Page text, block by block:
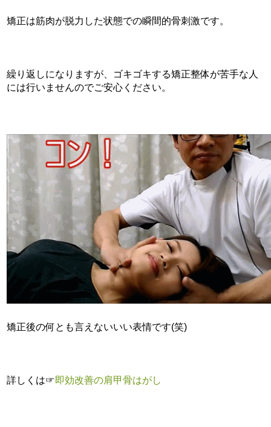
矯正は筋肉が脱力した状態での瞬間的骨刺激です。
繰り返しになりますが、ゴキゴキする矯正整体が苦手な人
には行いませんのでご安心ください。
矯正後の何とも言えないいい表情です(笑)
詳しくは☞即効改善の肩甲骨はがし